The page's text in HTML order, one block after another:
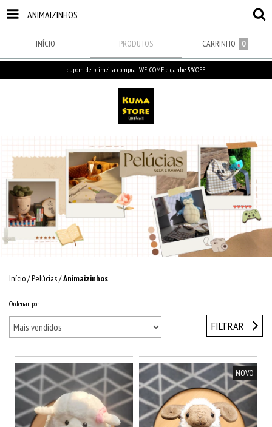
ANIMAIZINHOS
INÍCIO PRODUTOS CARRINHO 0
cupom de primeira compra: WELCOME e ganhe 5%OFF
Início/Pelúcias/Animaizinhos
Ordenar por
FILTRAR
NOVO